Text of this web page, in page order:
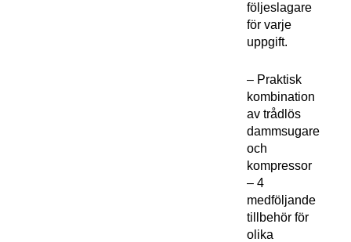
följeslagare
för varje
uppgift.
– Praktisk
kombination
av trådlös
dammsugare
och
kompressor
– 4
medföljande
tillbehör för
olika